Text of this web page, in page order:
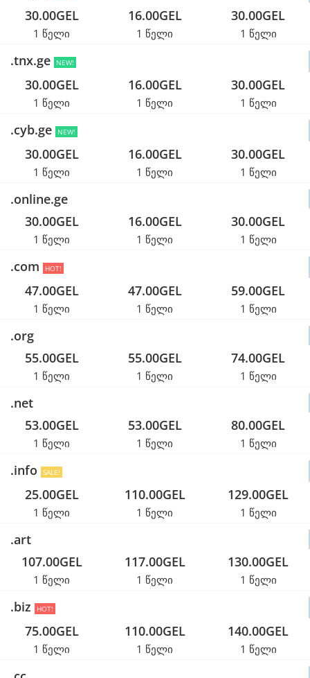
30.00GEL
1 წელი
16.00GEL
1 წელი
30.00GEL
1 წელი
.tnx.ge NEW!
30.00GEL
1 წელი
16.00GEL
1 წელი
30.00GEL
1 წელი
.cyb.ge NEW!
30.00GEL
1 წელი
16.00GEL
1 წელი
30.00GEL
1 წელი
.online.ge
30.00GEL
1 წელი
16.00GEL
1 წელი
30.00GEL
1 წელი
.com HOT!
47.00GEL
1 წელი
47.00GEL
1 წელი
59.00GEL
1 წელი
.org
55.00GEL
1 წელი
55.00GEL
1 წელი
74.00GEL
1 წელი
.net
53.00GEL
1 წელი
53.00GEL
1 წელი
80.00GEL
1 წელი
.info SALE!
25.00GEL
1 წელი
110.00GEL
1 წელი
129.00GEL
1 წელი
.art
107.00GEL
1 წელი
117.00GEL
1 წელი
130.00GEL
1 წელი
.biz HOT!
75.00GEL
1 წელი
110.00GEL
1 წელი
140.00GEL
1 წელი